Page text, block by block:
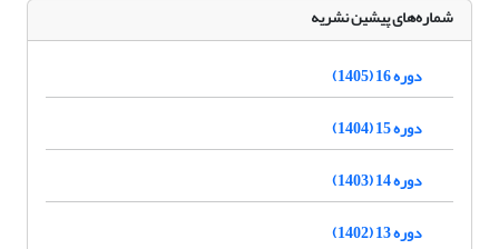
شماره‌های پیشین نشریه
دوره 16 (1405)
دوره 15 (1404)
دوره 14 (1403)
دوره 13 (1402)